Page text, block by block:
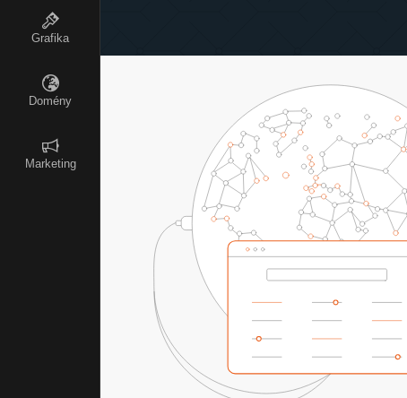
Grafika
Domény
Marketing